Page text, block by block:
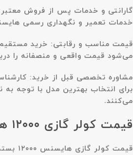
گارانتی و خدمات پس از فروش معتبر:
خدمات تعمیر و نگهداری رسمی
قیمت مناسب و رقابتی: خرید مستقیم
می‌شود قیمت واقعی و منصفانه را
مشاوره تخصصی قبل از خرید:
برای انتخاب بهترین مدل با توجه به
می‌کنند.
قیمت کولر گازی ۱۲۰۰۰ هایسنس
قیمت